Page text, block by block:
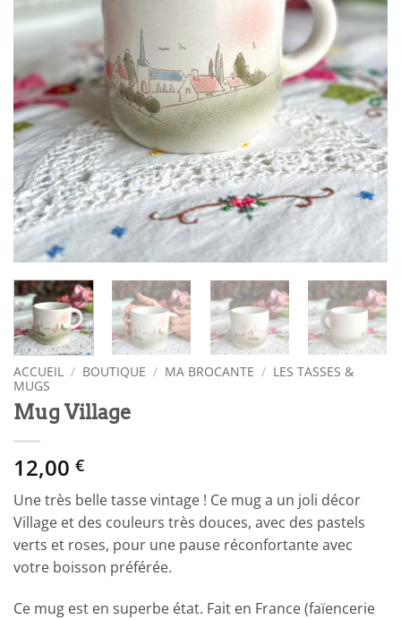
ACCUEIL / BOUTIQUE / MA BROCANTE / LES TASSES &
MUGS
Mug Village
12,00 €
Une très belle tasse vintage ! Ce mug a un joli décor
Village et des couleurs très douces, avec des pastels
verts et roses, pour une pause réconfortante avec
votre boisson préférée.
Ce mug est en superbe état. Fait en France (faïencerie